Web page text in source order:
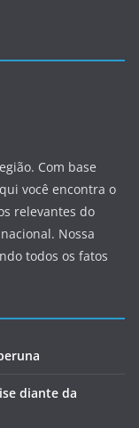
Com base
você encontra o
relevantes do
Nossa
todos os fatos
diante da